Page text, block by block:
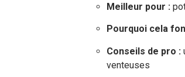
Meilleur pour :
Pourquoi cela
Conseils de pro :
venteuses